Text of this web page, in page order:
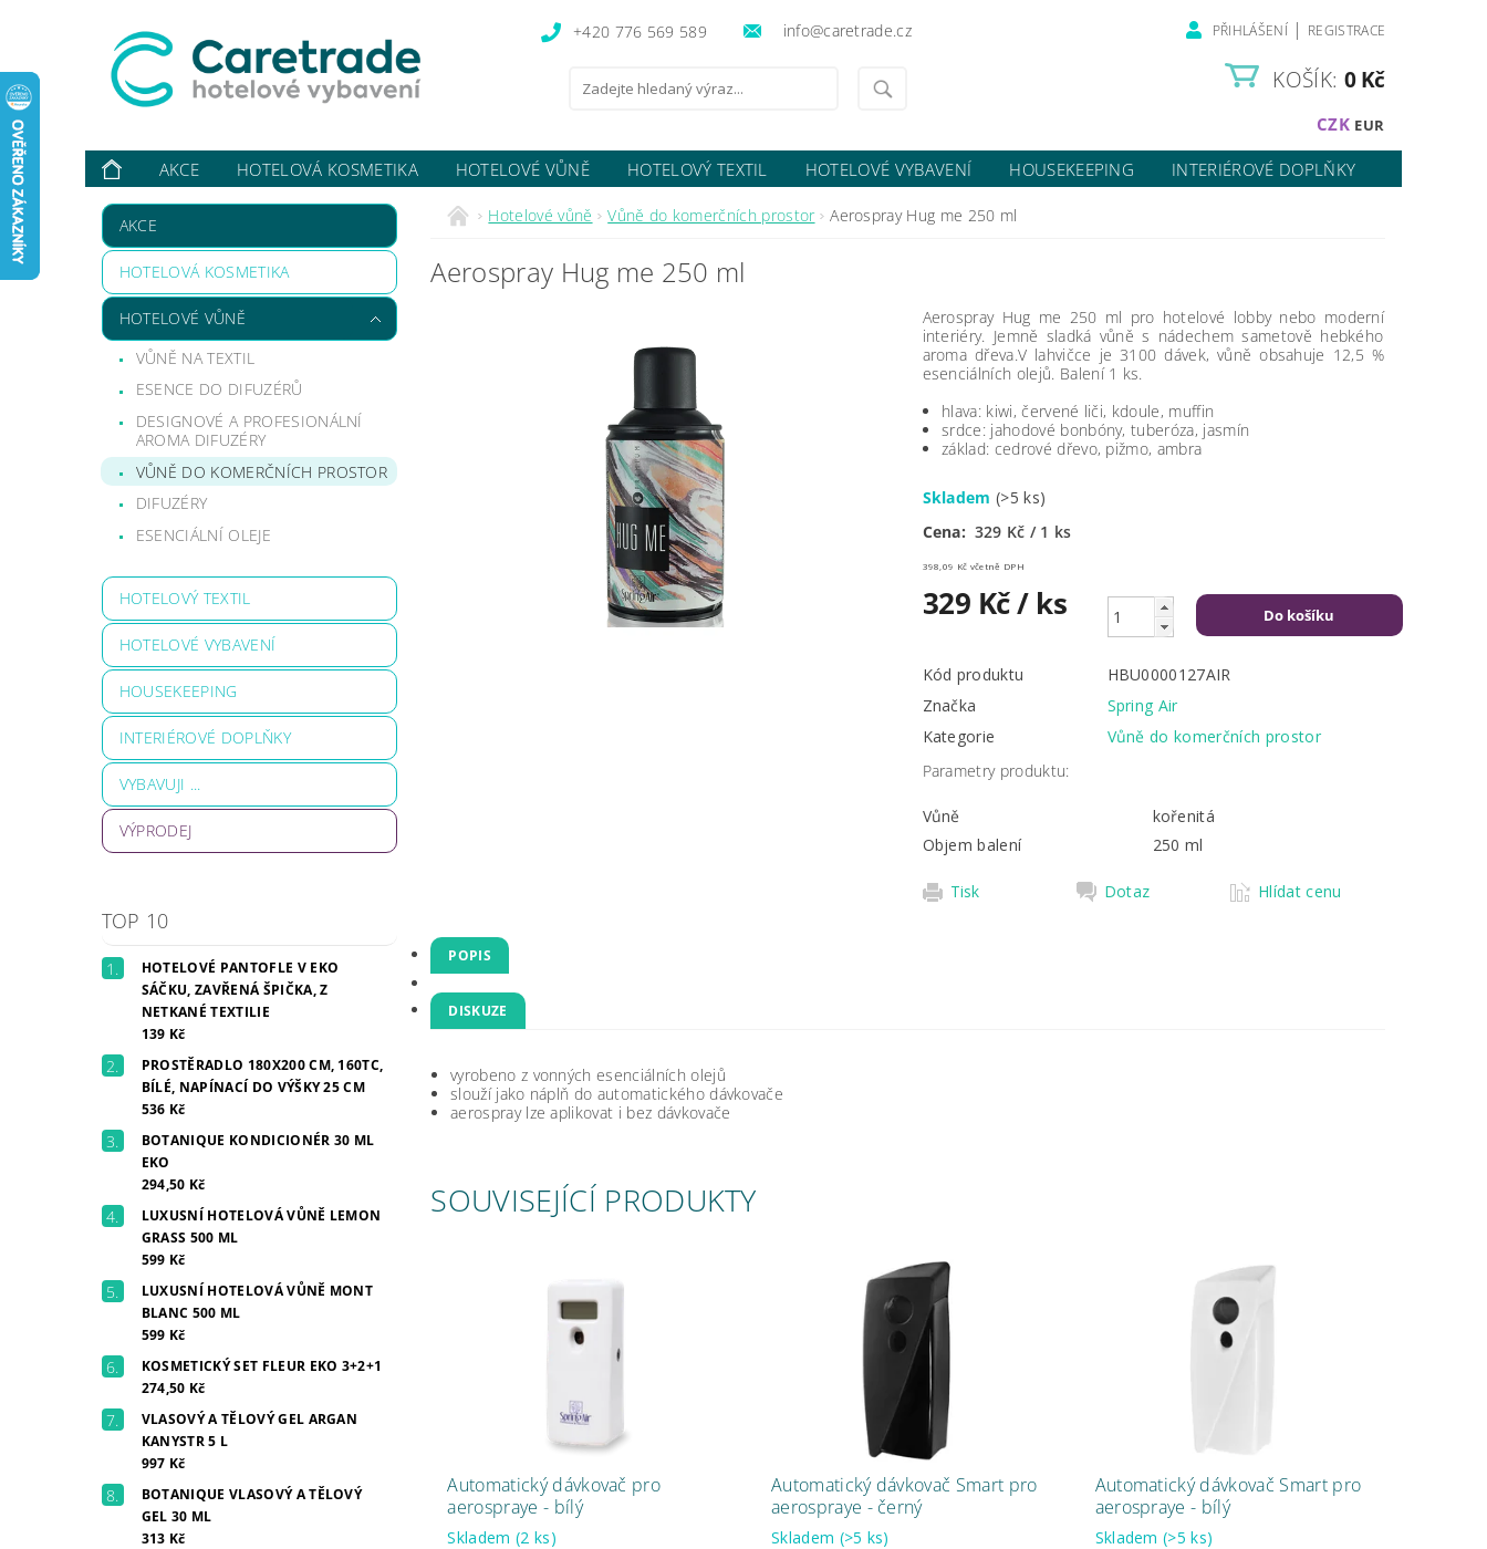
+420 776 569 589 info@caretrade.cz PŘIHLÁŠENÍ | REGISTRACE
CZK EUR
KOŠÍK: 0 Kč
AKCE HOTELOVÁ KOSMETIKA HOTELOVÉ VŮNĚ HOTELOVÝ TEXTIL HOTELOVÉ VYBAVENÍ HOUSEKEEPING
INTERIÉROVÉ DOPLŇKY
VYBAVUJI ...
KONTAKTY O NÁS HODNOCENÍ OBCHODU
AKCE
HOTELOVÁ KOSMETIKA
HOTELOVÉ VŮNĚ
VŮNĚ NA TEXTIL
ESENCE DO DIFUZÉRŮ
DESIGNOVÉ A PROFESIONÁLNÍ
AROMA DIFUZÉRY
VŮNĚ DO KOMERČNÍCH PROSTOR
DIFUZÉRY
ESENCIÁLNÍ OLEJE
HOTELOVÝ TEXTIL
HOTELOVÉ VYBAVENÍ
HOUSEKEEPING
INTERIÉROVÉ DOPLŇKY
VYBAVUJI ...
VÝPRODEJ
TOP 10
HOTELOVÉ PANTOFLE V EKO
SÁČKU, ZAVŘENÁ ŠPIČKA, Z
NETKANÉ TEXTILIE
139 Kč
PROSTĚRADLO 180X200 CM, 160TC,
BÍLÉ, NAPÍNACÍ DO VÝŠKY 25 CM
536 Kč
BOTANIQUE KONDICIONÉR 30 ML
EKO
294,50 Kč
LUXUSNÍ HOTELOVÁ VŮNĚ LEMON
GRASS 500 ML
599 Kč
LUXUSNÍ HOTELOVÁ VŮNĚ MONT
BLANC 500 ML
599 Kč
KOSMETICKÝ SET FLEUR EKO 3+2+1
274,50 Kč
VLASOVÝ A TĚLOVÝ GEL ARGAN
KANYSTR 5 L
997 Kč
BOTANIQUE VLASOVÝ A TĚLOVÝ
GEL 30 ML
313 Kč
Hotelové vůně Vůně do komerčních prostor Aerospray Hug me 250 ml
Aerospray Hug me 250 ml
Aerospray Hug me 250 ml pro hotelové lobby nebo moderní
interiéry. Jemně sladká vůně s nádechem sametově hebkého
aroma dřeva.V lahvičce je 3100 dávek, vůně obsahuje 12,5 %
esenciálních olejů. Balení 1 ks.
hlava: kiwi, červené liči, kdoule, muffin
srdce: jahodové bonbóny, tuberóza, jasmín
základ: cedrové dřevo, pižmo, ambra
Skladem(>5 ks)
Cena: 329 Kč / 1 ks
398,09 Kč včetně DPH
329 Kč/ ks
Kód produktu
HBU0000127AIR
Značka
Spring Air
Kategorie
Vůně do komerčních prostor
Parametry produktu:
Vůně
kořenitá
Objem balení
250 ml
Tisk Dotaz Hlídat cenu
POPIS
DISKUZE
vyrobeno z vonných esenciálních olejů
slouží jako náplň do automatického dávkovače
aerospray lze aplikovat i bez dávkovače
SOUVISEJÍCÍ PRODUKTY
Automatický dávkovač pro
aerospraye - bílý
Skladem (2 ks)
Automatický dávkovač Smart pro
aerospraye - černý
Skladem (>5 ks)
Automatický dávkovač Smart pro
aerospraye - bílý
Skladem(>5 ks)